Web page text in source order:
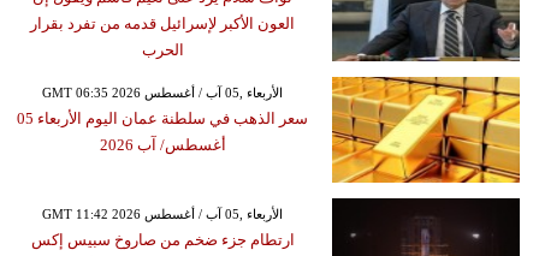
العون الأكبر لإسرائيل قدمه من تفرد بقرار
الحرب
GMT 06:35 2026 الأربعاء ,05 آب / أغسطس
سعر الذهب في سلطنة عمان اليوم الأربعاء 05
أغسطس/ آب 2026
GMT 11:42 2026 الأربعاء ,05 آب / أغسطس
ارتطام جزء ضخم من صاروخ سبيس إكس